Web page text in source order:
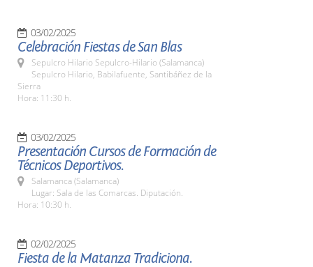
03/02/2025
Celebración Fiestas de San Blas
Sepulcro Hilario Sepulcro-Hilario (Salamanca)
Sepulcro Hilario, Babilafuente, Santibáñez de la
Sierra
Hora: 11:30 h.
03/02/2025
Presentación Cursos de Formación de
Técnicos Deportivos.
Salamanca (Salamanca)
Lugar: Sala de las Comarcas. Diputación.
Hora: 10:30 h.
02/02/2025
Fiesta de la Matanza Tradiciona.